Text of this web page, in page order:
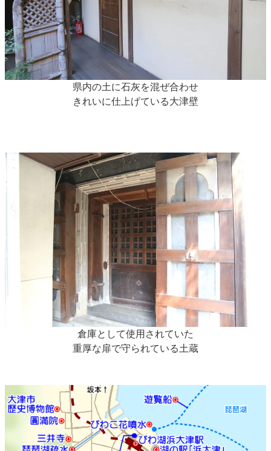
県内の土に石灰を混ぜ合わせ
きれいに仕上げている大津壁
倉庫として使用されていた
重厚な扉で守られている土蔵